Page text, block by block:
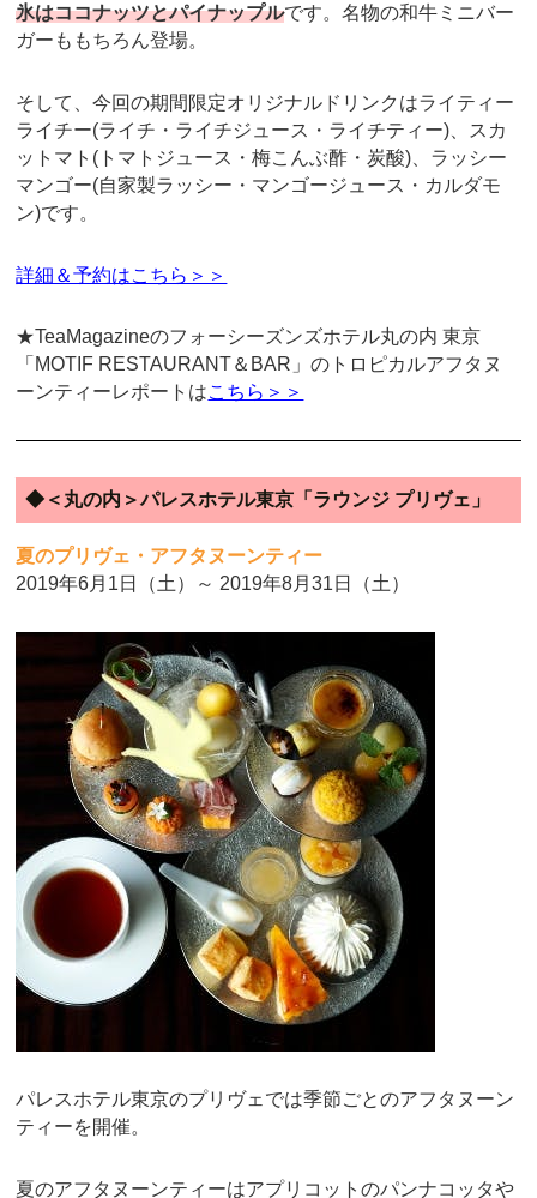
氷はココナッツとパイナップルです。名物の和牛ミニバー
ガーももちろん登場。
そして、今回の期間限定オリジナルドリンクはライティー
ライチー(ライチ・ライチジュース・ライチティー)、スカ
ットマト(トマトジュース・梅こんぶ酢・炭酸)、ラッシー
マンゴー(自家製ラッシー・マンゴージュース・カルダモ
ン)です。
詳細＆予約はこちら＞＞
★TeaMagazineのフォーシーズンズホテル丸の内 東京
「MOTIF RESTAURANT＆BAR」のトロピカルアフタヌ
ーンティーレポートはこちら＞＞
◆＜丸の内＞パレスホテル東京「ラウンジ プリヴェ」
夏のプリヴェ・アフタヌーンティー
2019年6月1日（土）～ 2019年8月31日（土）
パレスホテル東京のプリヴェでは季節ごとのアフタヌーン
ティーを開催。
夏のアフタヌーンティーはアプリコットのパンナコッタや